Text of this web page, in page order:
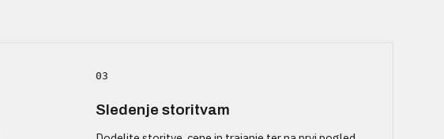
03
Sledenje storitvam